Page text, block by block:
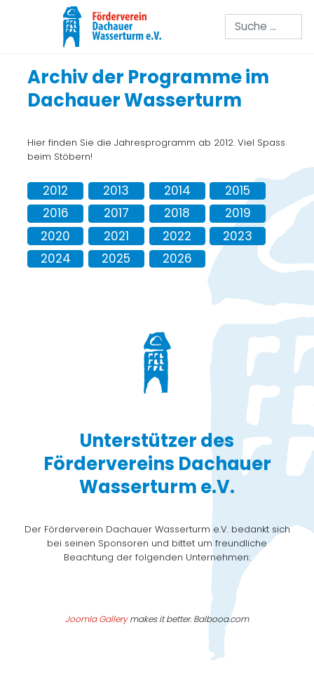
Suchen
Archiv der Programme im
Dachauer Wasserturm
Hier finden Sie die Jahresprogramm ab 2012. Viel Spass
beim Stöbern!
2012 2013 2014
2015
2016
2017 2018
2019
2020
2021 2022
2023
2024
2025 2026
Unterstützer des
Fördervereins Dachauer
Wasserturm e.V.
Der Förderverein Dachauer Wasserturm e.V. bedankt sich
bei seinen Sponsoren und bittet um freundliche
Beachtung der folgenden Unternehmen:
Joomla Gallerymakes it better. Balbooa.com